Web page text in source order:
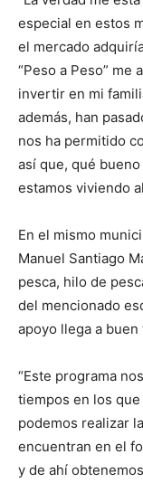
especial en estos
el mercado
“Peso a Peso”
invertir en mi
además, han
nos ha permitido
así que, qué
estamos viviendo
En el mismo
Manuel Santiago
pesca, hilo de
del mencionado
apoyo llega a buen
“Este programa
tiempos en los
podemos realizar
encuentran en el
y de ahí